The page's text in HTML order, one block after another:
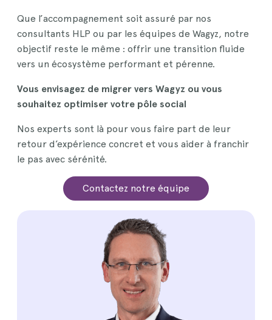
Que l’accompagnement soit assuré par nos
consultants HLP ou par les équipes de Wagyz, notre
objectif reste le même : offrir une transition fluide
vers un écosystème performant et pérenne.
Vous envisagez de migrer vers Wagyz ou vous
souhaitez optimiser votre pôle social
Nos experts sont là pour vous faire part de leur
retour d’expérience concret et vous aider à franchir
le pas avec sérénité.
Contactez notre équipe